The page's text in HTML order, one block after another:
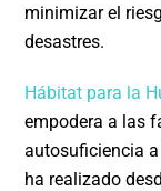
minimizar el
desastres.
Hábitat para la
empodera a las
autosuficiencia
ha realizado